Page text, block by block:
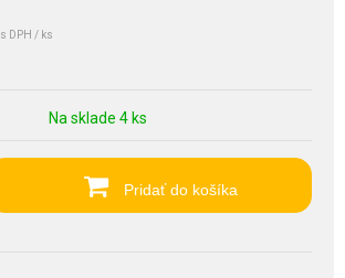
s DPH / ks
Na sklade 4 ks
Pridať do košíka